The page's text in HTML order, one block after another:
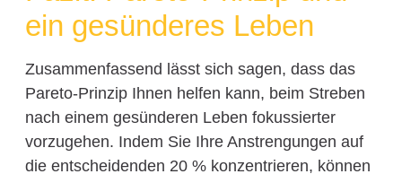
ein gesünderes Leben
Zusammenfassend lässt sich sagen, dass das
Pareto-Prinzip Ihnen helfen kann, beim Streben
nach einem gesünderen Leben fokussierter
vorzugehen. Indem Sie Ihre Anstrengungen auf
die entscheidenden 20 % konzentrieren, können